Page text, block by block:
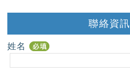
聯絡資訊
姓名